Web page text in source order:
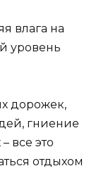
влага на
уровень
дорожек,
гниение
все это
отдыхом